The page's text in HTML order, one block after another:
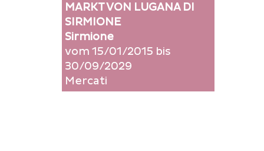
MARKT VON LUGANA DI
SIRMIONE
Sirmione
vom 15/01/2015 bis
30/09/2029
Mercati